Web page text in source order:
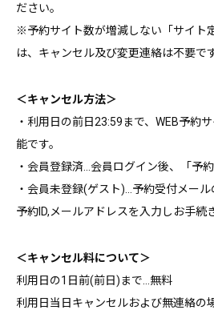
ださい。
※予約サイト数が増減しない「サイト
は、キャンセル及び変更連絡は不要です
＜キャンセル方法＞
・利用日の前日23:59まで、WEB予約
能です。
・会員登録済…会員ログイン後、「予
・会員未登録(ゲスト)…予約受付メー
予約ID,メールアドレスを入力しお手続
＜キャンセル料について＞
利用日の1日前(前日)まで…無料
利用日当日キャンセルおよび無連絡の